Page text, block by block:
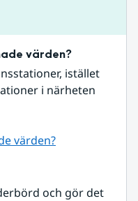
värden?
istället
i närheten
värden?
och gör det